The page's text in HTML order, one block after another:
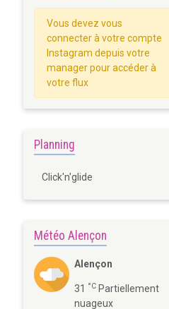
Vous devez vous
connecter à votre compte
Instagram depuis votre
manager pour accéder à
votre flux
Planning
Click'n'glide
Météo Alençon
Alençon
31 °CPartiellement
nuageux